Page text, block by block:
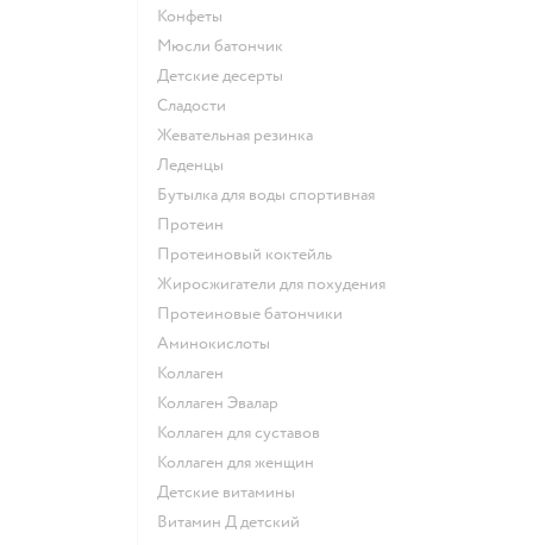
конфеты
мюсли батончик
детские десерты
сладости
жевательная резинка
леденцы
Бутылка для воды спортивная
Протеин
Протеиновый коктейль
Жиросжигатели для похудения
Протеиновые батончики
Аминокислоты
Коллаген
Коллаген Эвалар
Коллаген для суставов
Коллаген для женщин
Детские витамины
Витамин Д детский